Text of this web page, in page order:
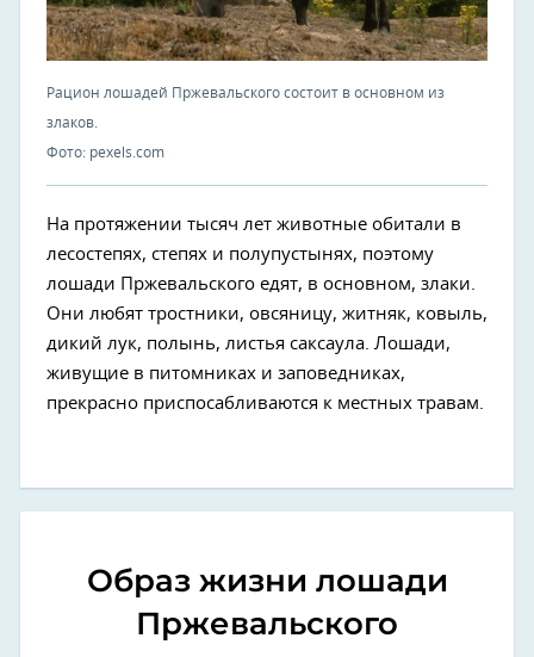
Рацион лошадей Пржевальского состоит в основном из
злаков.
Фото: pexels.com
На протяжении тысяч лет животные обитали в
лесостепях, степях и полупустынях, поэтому
лошади Пржевальского едят, в основном, злаки.
Они любят тростники, овсяницу, житняк, ковыль,
дикий лук, полынь, листья саксаула. Лошади,
живущие в питомниках и заповедниках,
прекрасно приспосабливаются к местных травам.
Образ жизни лошади
Пржевальского